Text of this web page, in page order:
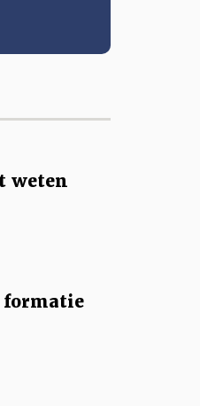
weten
formatie